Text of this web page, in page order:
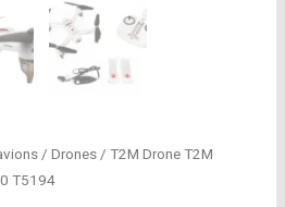
/Drones / T2M Drone T2M
T5194